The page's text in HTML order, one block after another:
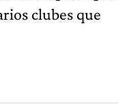
clubes que